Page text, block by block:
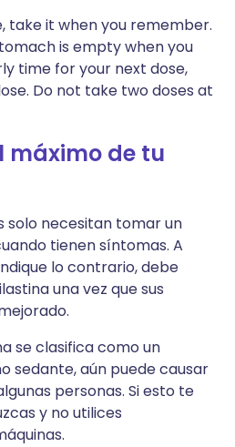
take it when you remember.
is empty when you
time for your next dose,
Do not take two doses at
máximo de tu
solo necesitan tomar un
tienen síntomas. A
lo contrario, debe
una vez que sus
se clasifica como un
sedante, aún puede causar
personas. Si esto te
y no utilices